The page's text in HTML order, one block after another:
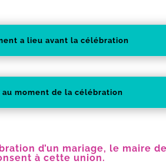
a lieu avant la célébration
moment de la célébration
d’un mariage, le maire
à cette union.